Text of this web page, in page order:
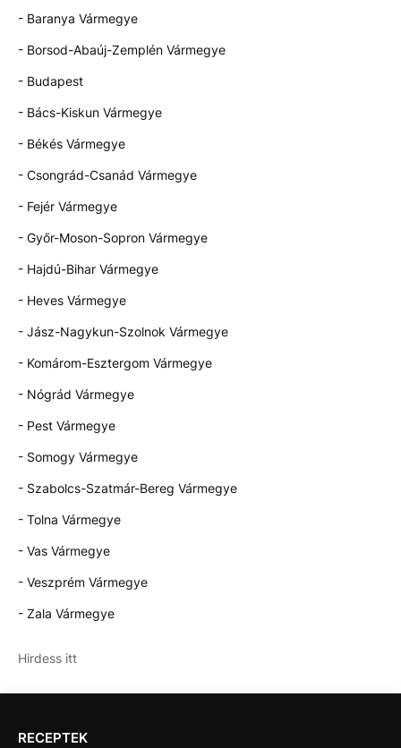
- Baranya Vármegye
- Borsod-Abaúj-Zemplén Vármegye
- Budapest
- Bács-Kiskun Vármegye
- Békés Vármegye
- Csongrád-Csanád Vármegye
- Fejér Vármegye
- Győr-Moson-Sopron Vármegye
- Hajdú-Bihar Vármegye
- Heves Vármegye
- Jász-Nagykun-Szolnok Vármegye
- Komárom-Esztergom Vármegye
- Nógrád Vármegye
- Pest Vármegye
- Somogy Vármegye
- Szabolcs-Szatmár-Bereg Vármegye
- Tolna Vármegye
- Vas Vármegye
- Veszprém Vármegye
- Zala Vármegye
Hirdess itt
RECEPTEK